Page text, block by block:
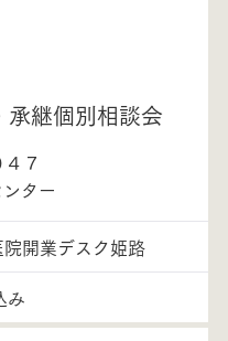
承継個別相談会
７
ター
開業デスク姫路
み